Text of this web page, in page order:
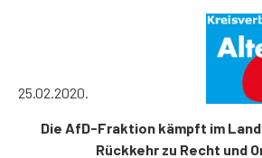
25.02.2020.
Die AfD-Fraktion kämpft im
Rückkehr zu Recht und